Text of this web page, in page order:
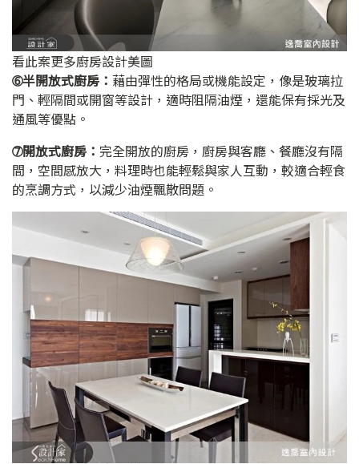
看此案更多廚房設計美圖
➅半開放式廚房： 藉由彈性的格局或機能設定，像是玻璃拉
門、輕隔間或開窗等設計，適時阻隔油煙，還能保有採光及
通風等優點。
➆開放式廚房： 完全開放的廚房，廚房與客廳、餐廳沒有隔
間，空間感放大，料理時也能輕鬆與家人互動，較適合輕食
的烹調方式，以減少油煙飄散問題。